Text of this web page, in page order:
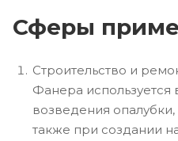
Сферы
Строительство и
Фанера используется
возведения
также при создании